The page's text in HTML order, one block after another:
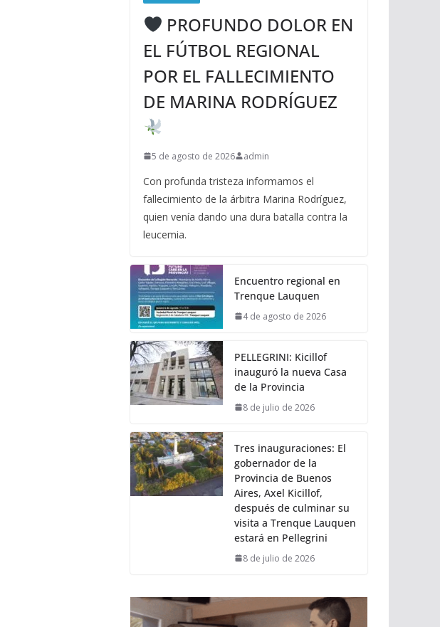
PROFUNDO DOLOR EN
EL FÚTBOL REGIONAL
POR EL FALLECIMIENTO
DE MARINA RODRÍGUEZ
5 de agosto de 2026 admin
Con profunda tristeza informamos el
fallecimiento de la árbitra Marina Rodríguez,
quien venía dando una dura batalla contra la
leucemia.
Encuentro regional en
Trenque Lauquen
4 de agosto de 2026
PELLEGRINI: Kicillof
inauguró la nueva Casa
de la Provincia
8 de julio de 2026
Tres inauguraciones: El
gobernador de la
Provincia de Buenos
Aires, Axel Kicillof,
después de culminar su
visita a Trenque Lauquen
estará en Pellegrini
8 de julio de 2026